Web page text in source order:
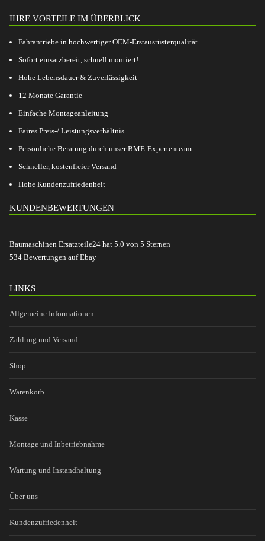
IHRE VORTEILE IM ÜBERBLICK
Fahrantriebe in hochwertiger OEM-Erstausrüsterqualität
Sofort einsatzbereit, schnell montiert!
Hohe Lebensdauer & Zuverlässigkeit
12 Monate Garantie
Einfache Montageanleitung
Faires Preis-/ Leistungsverhältnis
Persönliche Beratung durch unser BME-Expertenteam
Schneller, kostenfreier Versand
Hohe Kundenzufriedenheit
KUNDENBEWERTUNGEN
Baumaschinen Ersatzteile24 hat 5.0 von 5 Sternen
534 Bewertungen auf Ebay
LINKS
Allgemeine Informationen
Zahlung und Versand
Shop
Warenkorb
Kasse
Montage und Inbetriebnahme
Wartung und Instandhaltung
Über uns
Kundenzufriedenheit